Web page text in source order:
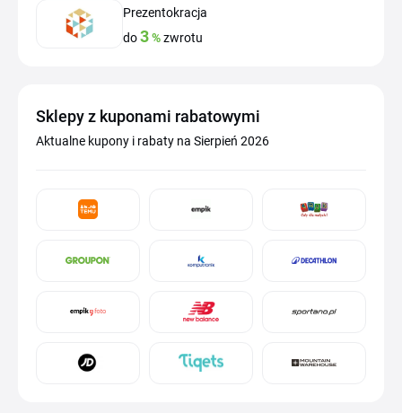
Prezentokracja
do3%zwrotu
Sklepy z kuponami rabatowymi
Aktualne kupony i rabaty na Sierpień 2026